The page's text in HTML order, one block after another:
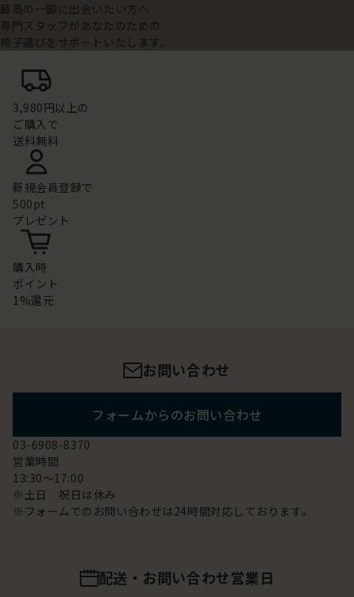
最高の一脚に出会いたい方へ
専門スタッフがあなたのための
椅子選びをサポートいたします。
3,980円以上の
ご購入で
送料無料
新規会員登録で
500pt
プレゼント
購入時
ポイント
1%還元
お問い合わせ
フォームからのお問い合わせ
03-6908-8370
営業時間
13:30～17:00
※土日 祝日は休み
※フォームでのお問い合わせは24時間対応しております。
配送・お問い合わせ営業日